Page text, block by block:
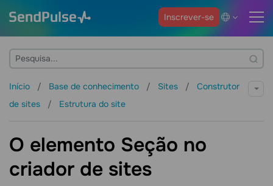
Inscrever-se
Início Base de conhecimento Sites
Construtor
de sites
Estrutura do site
O elemento Seção no
criador de sites